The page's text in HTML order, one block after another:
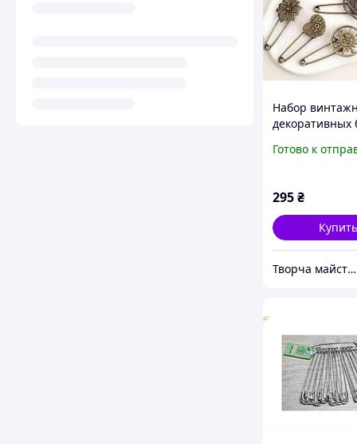
Набор
декоративных
бронзовые pins
Готово к
295₴
Купить
Творча майстерня "WoollyFox"